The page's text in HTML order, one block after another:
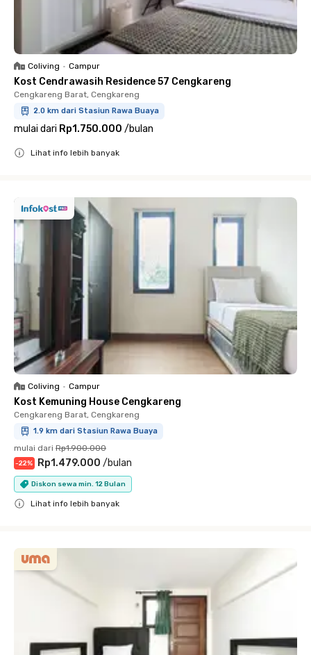
Coliving • Campur
Kost Cendrawasih Residence 57 Cengkareng
Cengkareng Barat, Cengkareng
2.0 km dari Stasiun Rawa Buaya
mulai dari Rp1.750.000 /bulan
Lihat info lebih banyak
Coliving • Campur
Kost Kemuning House Cengkareng
Cengkareng Barat, Cengkareng
1.9 km dari Stasiun Rawa Buaya
mulai dari Rp1.900.000
-22% Rp1.479.000 /bulan
Diskon sewa min. 12 Bulan
Lihat info lebih banyak